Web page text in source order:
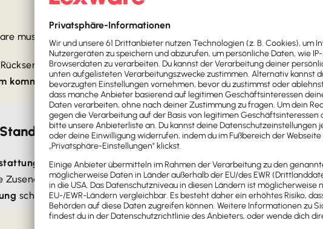
musst du als Online-Händler die Höhe der Rücksendekosten in
freiwillig selbst übernehmen. Wenn du dich dazu
kommunizierenund nutzen, um dich von Mitbewerbern abzuheben.
Versandkosten erstattet werden
von Versandkosten sparen: Bei einem Widerruf musst du
der Ware entstanden sind – also für das Versenden
schicken lassen, muss er dieMehrkosten selbst tragen– und nicht